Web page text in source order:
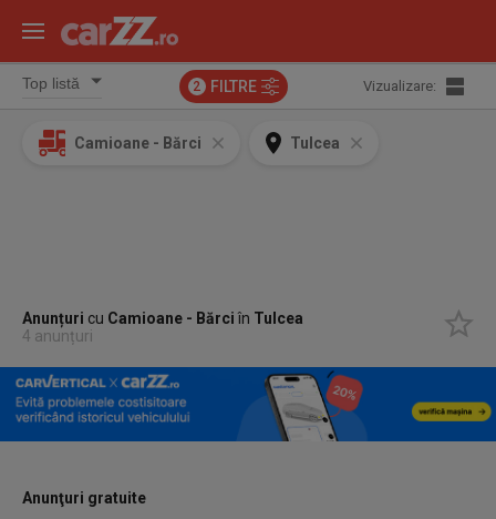
2 FILTRE Vizualizare:
Camioane - Bărci Tulcea
Anunțuri cu Camioane - Bărciîn Tulcea
4 anunțuri
Anunţuri gratuite